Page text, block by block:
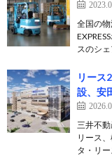
全国の
スのシ
リース
設、安
三井不
リース
タ・リ